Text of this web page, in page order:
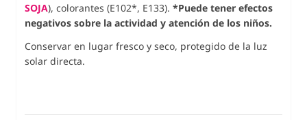
SOJA), colorantes (E102*, E133). *Puede tener efectos
negativos sobre la actividad y atención de los niños.
Conservar en lugar fresco y seco, protegido de la luz
solar directa.